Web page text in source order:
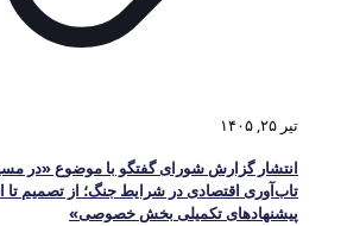
تیر ۲۵, ۱۴۰۵
انتشار گزارش شورای گفتگو با موضوع «در
تاب‌آوری اقتصادی در شرایط جنگ؛ از تصمیم تا
پیشنهادهای تکمیلی بخش خصوصی»